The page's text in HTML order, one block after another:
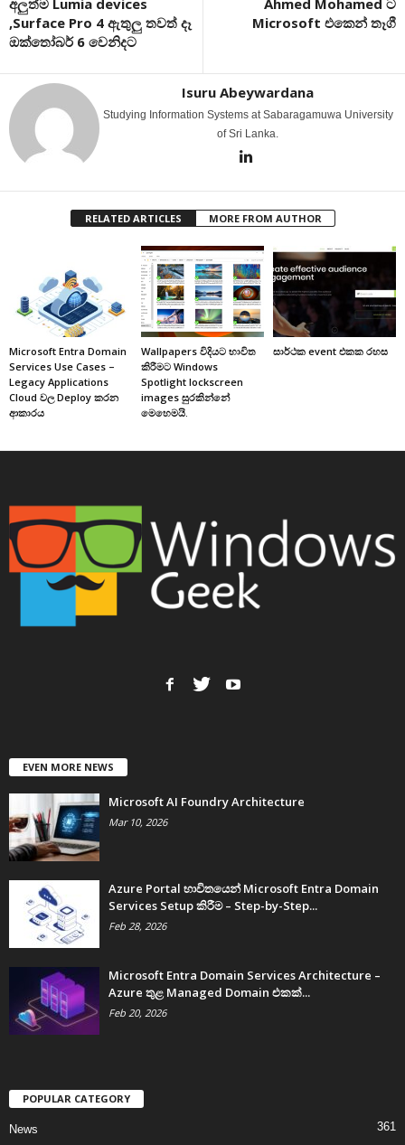
,Surface Pro 4 ඇතුලු තවත් දෑ
ඔක්තෝබර් 6 වෙනිදට
Microsoft එකෙන් තෑගී
Isuru Abeywardana
Studying Information Systems at Sabaragamuwa University
of Sri Lanka.
RELATED ARTICLES MORE FROM AUTHOR
Microsoft Entra Domain
Services Use Cases –
Legacy Applications
Cloud වල Deploy කරන
ආකාරය
Wallpapers විදියට භාවිත
කිරීමට Windows
Spotlight lockscreen
images සුරකින්නේ
මෙහෙමයි.
සාර්ථක event එකක රහස
EVEN MORE NEWS
Microsoft AI Foundry Architecture
Mar 10, 2026
Azure Portal භාවිතයෙන් Microsoft Entra Domain
Services Setup කිරීම – Step-by-Step...
Feb 28, 2026
Microsoft Entra Domain Services Architecture –
Azure තුළ Managed Domain එකක්...
Feb 20, 2026
POPULAR CATEGORY
News 361